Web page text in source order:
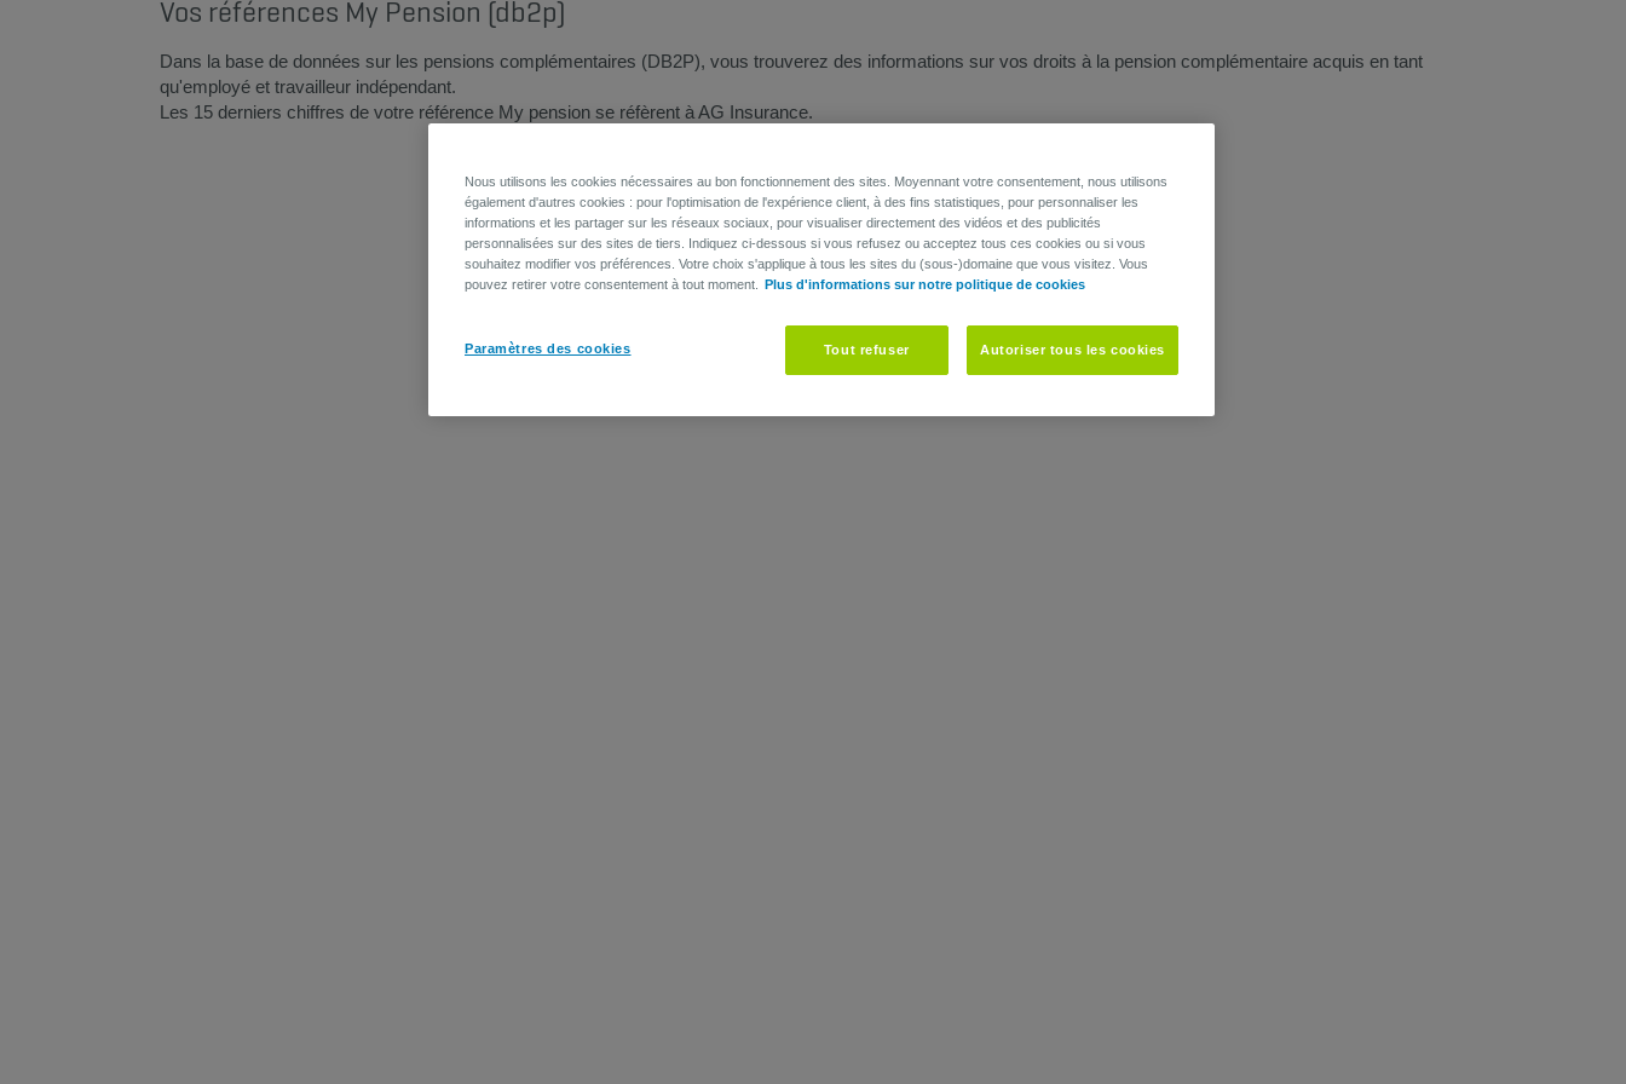
Vos références My Pension (db2p)
Dans la base de données sur les pensions complémentaires (DB2P), vous trouverez des informations sur vos droits à la pension complémentaire acquis en tant
qu'employé et travailleur indépendant.
Les 15 derniers chiffres de votre référence My pension se réfèrent à AG Insurance.
Nous utilisons les cookies nécessaires au bon fonctionnement des sites. Moyennant votre consentement, nous utilisons
également d'autres cookies : pour l'optimisation de l'expérience client, à des fins statistiques, pour personnaliser les
informations et les partager sur les réseaux sociaux, pour visualiser directement des vidéos et des publicités
personnalisées sur des sites de tiers. Indiquez ci-dessous si vous refusez ou acceptez tous ces cookies ou si vous
souhaitez modifier vos préférences. Votre choix s'applique à tous les sites du (sous-)domaine que vous visitez. Vous
pouvez retirer votre consentement à tout moment.
Plus d'informations sur notre politique de cookies
Paramètres des cookies Tout refuser Autoriser tous les cookies